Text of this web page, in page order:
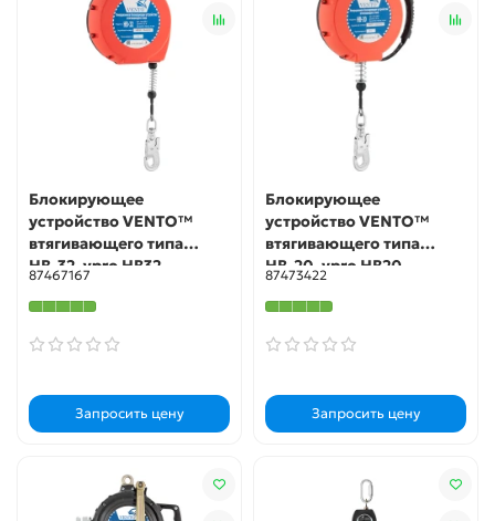
Блокирующее
устройство VENTO™
втягивающего типа
НВ-32, vpro HB32
87467167
Запросить цену
Блокирующее
устройство VENTO™
втягивающего типа
НВ-20, vpro HB20
87473422
Запросить цену